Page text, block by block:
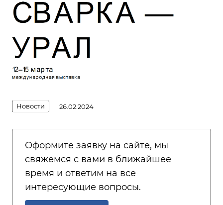
Новости 26.02.2024
Оформите заявку на сайте, мы
свяжемся с вами в ближайшее
время и ответим на все
интересующие вопросы.